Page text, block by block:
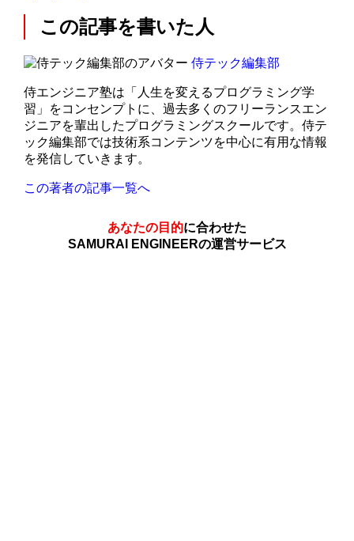
この記事を書いた人
侍テック編集部
侍エンジニア塾は「人生を変えるプログラミング学
習」をコンセンプトに、過去多くのフリーランスエン
ジニアを輩出したプログラミングスクールです。侍テ
ック編集部では技術系コンテンツを中心に有用な情報
を発信していきます。
この著者の記事一覧へ
あなたの目的に合わせた
SAMURAI ENGINEERの運営サービス